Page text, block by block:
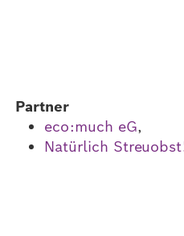
Partner
eco:much eG,
Natürlich